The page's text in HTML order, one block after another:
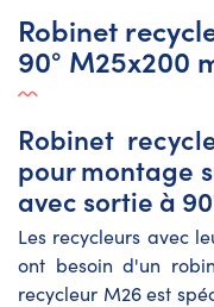
Robinet
90° M25x200
Robinet
pour montage
avec sortie à
Les recycleurs avec
ont besoin d'un
recycleur M26 est